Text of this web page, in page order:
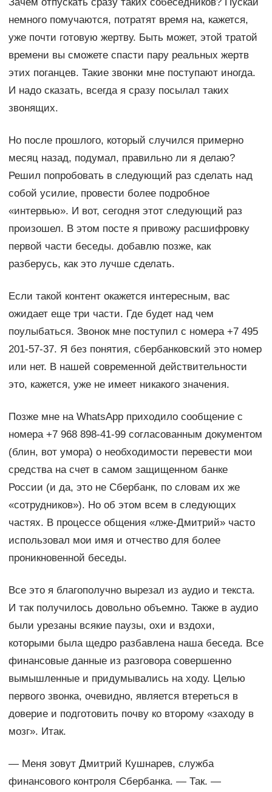
немного помучаются, потратят время на, кажется,
уже почти готовую жертву. Быть может, этой тратой
времени вы сможете спасти пару реальных жертв
этих поганцев. Такие звонки мне поступают иногда.
И надо сказать, всегда я сразу посылал таких
звонящих.
Но после прошлого, который случился примерно
месяц назад, подумал, правильно ли я делаю?
Решил попробовать в следующий раз сделать над
собой усилие, провести более подробное
«интервью». И вот, сегодня этот следующий раз
произошел. В этом посте я привожу расшифровку
первой части беседы. добавлю позже, как
разберусь, как это лучше сделать.
Если такой контент окажется интересным, вас
ожидает еще три части. Где будет над чем
поулыбаться. Звонок мне поступил с номера +7 495
201-57-37. Я без понятия, сбербанковский это номер
или нет. В нашей современной действительности
это, кажется, уже не имеет никакого значения.
Позже мне на WhatsApp приходило сообщение с
номера +7 968 898-41-99 согласованным документом
(блин, вот умора) о необходимости перевести мои
средства на счет в самом защищенном банке
России (и да, это не Сбербанк, по словам их же
«сотрудников»). Но об этом всем в следующих
частях. В процессе общения «лже-Дмитрий» часто
использовал мои имя и отчество для более
проникновенной беседы.
Все это я благополучно вырезал из аудио и текста.
И так получилось довольно объемно. Также в аудио
были урезаны всякие паузы, охи и вздохи,
которыми была щедро разбавлена наша беседа. Все
финансовые данные из разговора совершенно
вымышленные и придумывались на ходу. Целью
первого звонка, очевидно, является втереться в
доверие и подготовить почву ко второму «заходу в
мозг». Итак.
— Меня зовут Дмитрий Кушнарев, служба
финансового контроля Сбербанка. — Так. —